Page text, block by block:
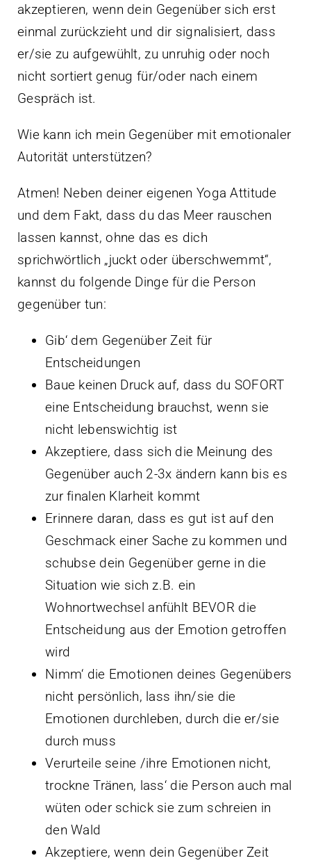
akzeptieren, wenn dein Gegenüber sich erst
einmal zurückzieht und dir signalisiert, dass
er/sie zu aufgewühlt, zu unruhig oder noch
nicht sortiert genug für/oder nach einem
Gespräch ist.
Wie kann ich mein Gegenüber mit emotionaler
Autorität unterstützen?
Atmen! Neben deiner eigenen Yoga Attitude
und dem Fakt, dass du das Meer rauschen
lassen kannst, ohne das es dich
sprichwörtlich „juckt oder überschwemmt“,
kannst du folgende Dinge für die Person
gegenüber tun:
Gib‘ dem Gegenüber Zeit für
Entscheidungen
Baue keinen Druck auf, dass du SOFORT
eine Entscheidung brauchst, wenn sie
nicht lebenswichtig ist
Akzeptiere, dass sich die Meinung des
Gegenüber auch 2-3x ändern kann bis es
zur finalen Klarheit kommt
Erinnere daran, dass es gut ist auf den
Geschmack einer Sache zu kommen und
schubse dein Gegenüber gerne in die
Situation wie sich z.B. ein
Wohnortwechsel anfühlt BEVOR die
Entscheidung aus der Emotion getroffen
wird
Nimm‘ die Emotionen deines Gegenübers
nicht persönlich, lass ihn/sie die
Emotionen durchleben, durch die er/sie
durch muss
Verurteile seine /ihre Emotionen nicht,
trockne Tränen, lass‘ die Person auch mal
wüten oder schick sie zum schreien in
den Wald
Akzeptiere, wenn dein Gegenüber Zeit